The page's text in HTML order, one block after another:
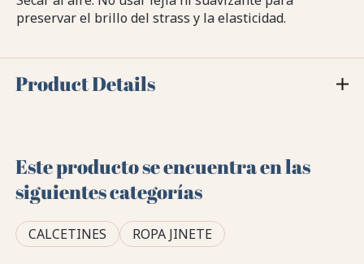
preservar el brillo del strass y la elasticidad.
Product Details
Este producto se encuentra en las
siguientes categorías
CALCETINES ROPA JINETE